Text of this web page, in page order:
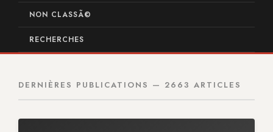
NON CLASSÃ©
RECHERCHES
DERNIÈRES PUBLICATIONS — 2663 ARTICLES